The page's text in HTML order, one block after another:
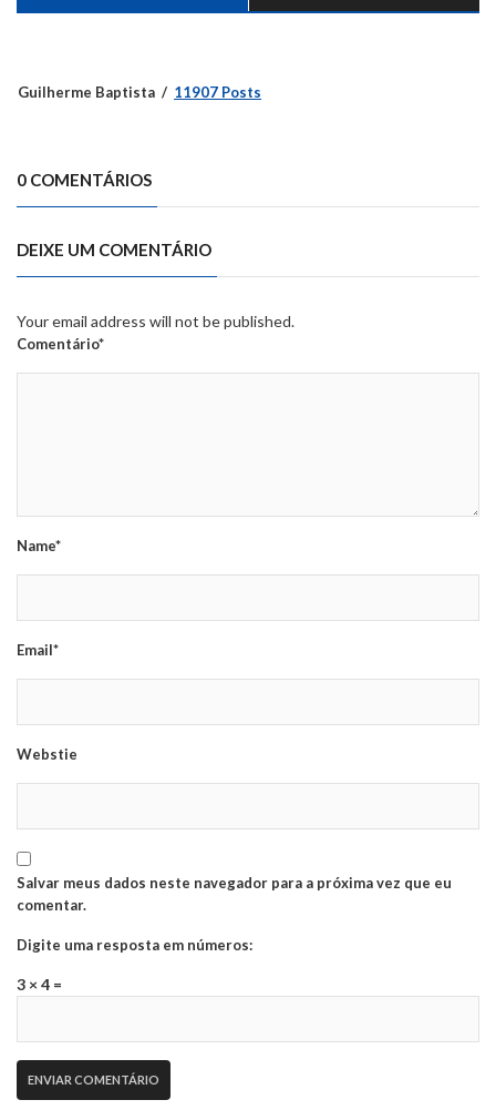
Guilherme Baptista 11907 Posts
0 COMENTÁRIOS
DEIXE UM COMENTÁRIO
Your email address will not be published.
Comentário*
Name*
Email*
Webstie
Salvar meus dados neste navegador para a próxima vez que eu
comentar.
Digite uma resposta em números:
3 × 4 =